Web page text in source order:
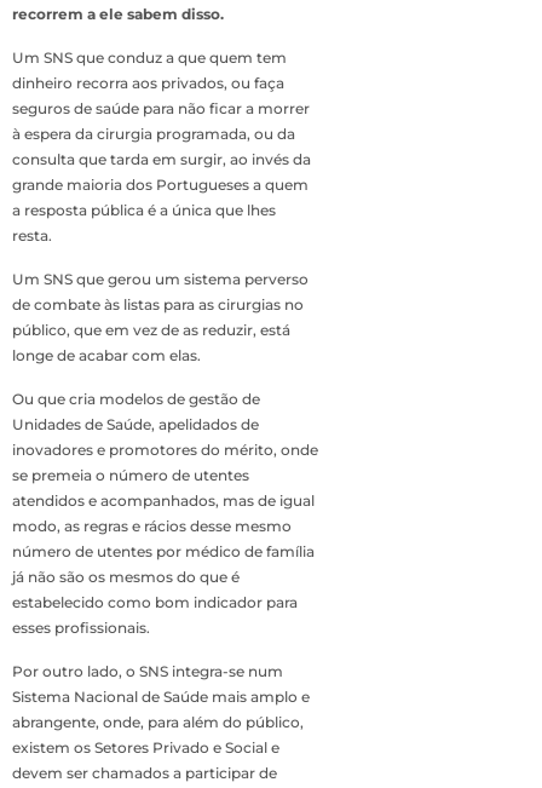
recorrem a ele sabem disso.
Um SNS que conduz a que quem tem
dinheiro recorra aos privados, ou faça
seguros de saúde para não ficar a morrer
à espera da cirurgia programada, ou da
consulta que tarda em surgir, ao invés da
grande maioria dos Portugueses a quem
a resposta pública é a única que lhes
resta.
Um SNS que gerou um sistema perverso
de combate às listas para as cirurgias no
público, que em vez de as reduzir, está
longe de acabar com elas.
Ou que cria modelos de gestão de
Unidades de Saúde, apelidados de
inovadores e promotores do mérito, onde
se premeia o número de utentes
atendidos e acompanhados, mas de igual
modo, as regras e rácios desse mesmo
número de utentes por médico de família
já não são os mesmos do que é
estabelecido como bom indicador para
esses profissionais.
Por outro lado, o SNS integra-se num
Sistema Nacional de Saúde mais amplo e
abrangente, onde, para além do público,
existem os Setores Privado e Social e
devem ser chamados a participar de